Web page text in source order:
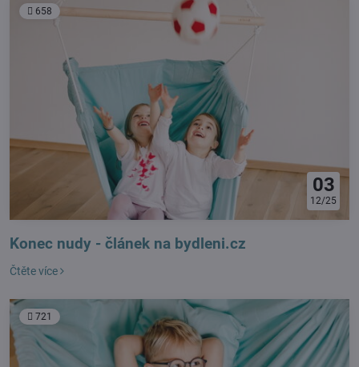
658
03
12/25
Konec nudy - článek na bydleni.cz
Čtěte více
721